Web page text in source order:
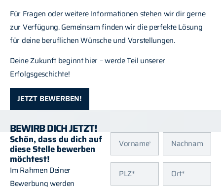
Für Fragen oder weitere Informationen stehen wir dir gerne
zur Verfügung. Gemeinsam finden wir die perfekte Lösung
für deine beruflichen Wünsche und Vorstellungen.
Deine Zukunft beginnt hier – werde Teil unserer
Erfolgsgeschichte!
JETZT BEWERBEN!
BEWIRB DICH JETZT!
Schön, dass du dich auf
diese Stelle bewerben
möchtest!
Im Rahmen Deiner
Bewerbung werden